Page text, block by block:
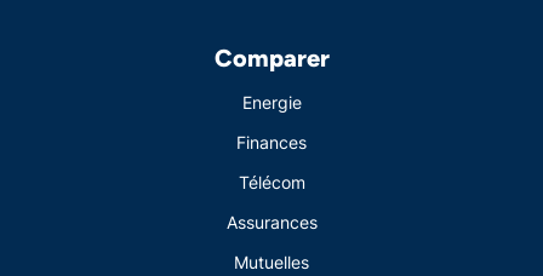
Comparer
Energie
Finances
Télécom
Assurances
Mutuelles